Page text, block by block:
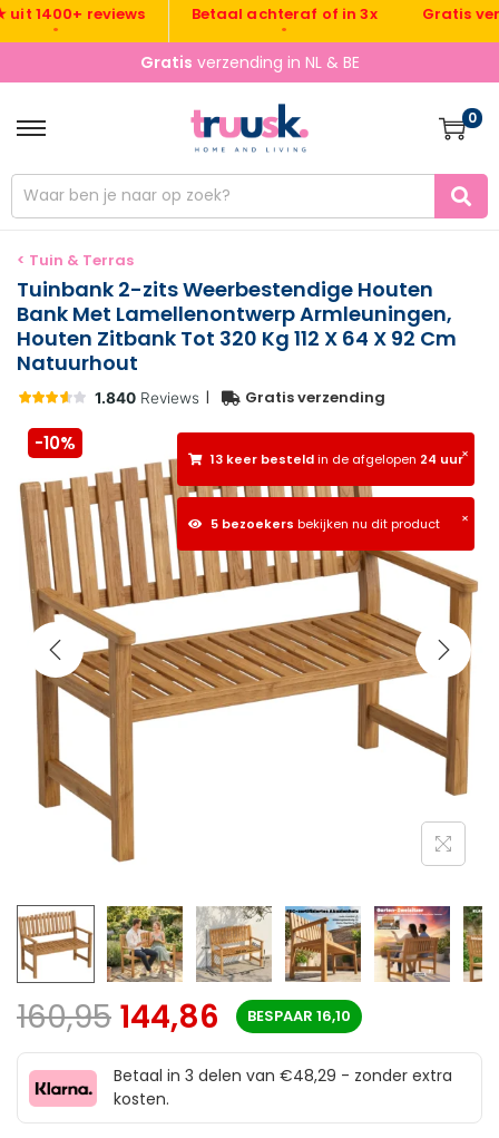
reviews Betaal achteraf of in 3x Gratis
Gratis verzending in NL & BE
0
< Tuin & Terras
Tuinbank 2-zits Weerbestendige Houten
Bank Met Lamellenontwerp Armleuningen,
Houten Zitbank Tot 320 Kg 112 X 64 X 92 Cm
Natuurhout
| Gratis verzending
×
13 keer besteldin de afgelopen 24 uur
×
5 bezoekers bekijken nu dit product
-10%
160,95 144,86 BESPAAR 16,10
Betaal in 3 delen van €48,29 - zonder extra
kosten.